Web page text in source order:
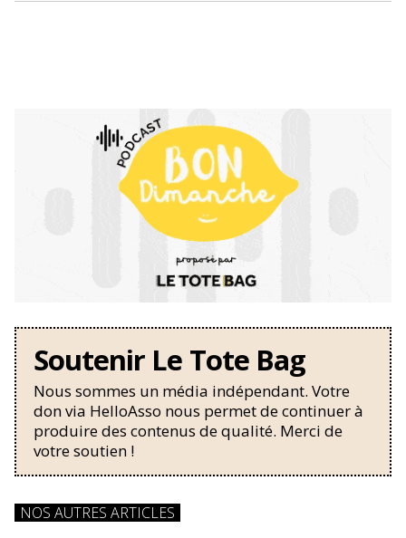
Soutenir Le Tote Bag
Nous sommes un média indépendant. Votre
don via HelloAsso nous permet de continuer à
produire des contenus de qualité. Merci de
votre soutien !
NOS AUTRES ARTICLES